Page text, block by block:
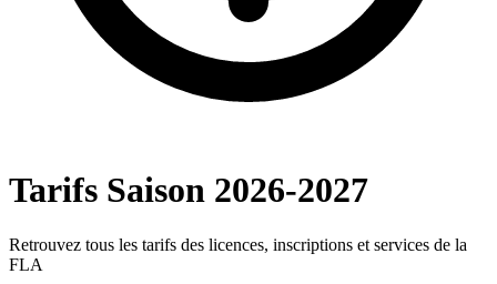
Tarifs Saison 2026-2027
Retrouvez tous les tarifs des licences, inscriptions et services de la
FLA